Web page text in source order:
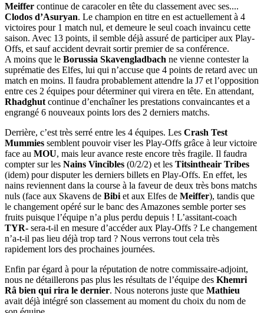
Meiffer continue de caracoler en tête du classement avec ses....
Clodos d’Asuryan. Le champion en titre en est actuellement à 4
victoires pour 1 match nul, et demeure le seul coach invaincu cette
saison. Avec 13 points, il semble déjà assuré de participer aux Play-
Offs, et sauf accident devrait sortir premier de sa conférence.
A moins que le Borussia Skavengladbach ne vienne contester la
suprématie des Elfes, lui qui n’accuse que 4 points de retard avec un
match en moins. Il faudra probablement attendre la J7 et l’opposition
entre ces 2 équipes pour déterminer qui virera en tête. En attendant,
Rhadghut continue d’enchaîner les prestations convaincantes et a
engrangé 6 nouveaux points lors des 2 derniers matchs.
Derrière, c’est très serré entre les 4 équipes. Les Crash Test
Mummies semblent pouvoir viser les Play-Offs grâce à leur victoire
face au MOU, mais leur avance reste encore très fragile. Il faudra
compter sur les Nains Vincibles (0/2/2) et les Titsintheair Tribes
(idem) pour disputer les derniers billets en Play-Offs. En effet, les
nains reviennent dans la course à la faveur de deux très bons matchs
nuls (face aux Skavens de Bibi et aux Elfes de Meiffer), tandis que
le changement opéré sur le banc des Amazones semble porter ses
fruits puisque l’équipe n’a plus perdu depuis ! L’assitant-coach
TYR- sera-t-il en mesure d’accéder aux Play-Offs ? Le changement
n’a-t-il pas lieu déjà trop tard ? Nous verrons tout cela très
rapidement lors des prochaines journées.
Enfin par égard à pour la réputation de notre commissaire-adjoint,
nous ne détaillerons pas plus les résultats de l’équipe des Khemri
Râ bien qui rira le dernier. Nous noterons juste que Mathieu
avait déjà intégré son classement au moment du choix du nom de